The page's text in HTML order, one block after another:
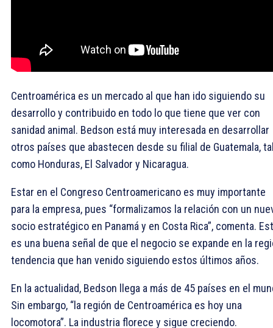
Centroamérica es un mercado al que han ido siguiendo su
desarrollo y contribuido en todo lo que tiene que ver con
sanidad animal. Bedson está muy interesada en desarrollar
otros países que abastecen desde su filial de Guatemala,
como Honduras, El Salvador y Nicaragua.
Estar en el Congreso Centroamericano es muy importante
para la empresa, pues “formalizamos la relación con un
socio estratégico en Panamá y en Costa Rica”, comenta.
es una buena señal de que el negocio se expande en la
tendencia que han venido siguiendo estos últimos años.
En la actualidad, Bedson llega a más de 45 países en el
Sin embargo, “la región de Centroamérica es hoy una
locomotora”. La industria florece y sigue creciendo.